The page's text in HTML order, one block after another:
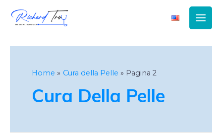
Main
Menu
Home Cura della Pelle Pagina 2
Cura Della Pelle